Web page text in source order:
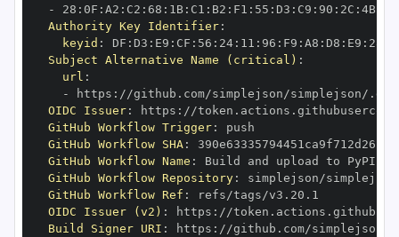
-
28 : 0F : A2 : C2 : 68 : 1B: C1 : B2 : F1 : 55 : D3 : C9 : 90 : 2C : 4B:
Authority Key Identifier:
keyid : DF : D3 : E9 : CF : 56 : 24: 11 : 96 : F9 : A8 : D8 : E9 : 28
Subject Alternative Name (critical) :
url :
-
https : //github.com/simplejson/simplejson/
OIDC Issuer: https :
GitHub Workflow Trigger:
GitHub Workflow SHA:
GitHub Workflow Name :
GitHub Workflow Repository:
GitHub Workflow Ref :
OIDC Issuer (v2) : https :
Build Signer URI : https : //github.com/simplejson/